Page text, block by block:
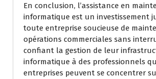
En conclusion, l’assistance en
informatique est un investissement
toute entreprise soucieuse de
opérations commerciales sans
confiant la gestion de leur
informatique à des professionnels
entreprises peuvent se concentrer